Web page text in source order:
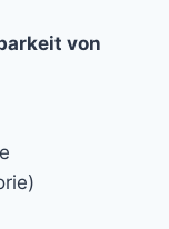
von